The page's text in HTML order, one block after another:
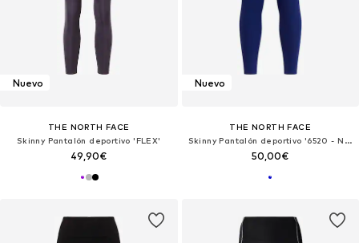
Nuevo
THE NORTH FACE
Skinny Pantalón deportivo 'FLEX'
49,90€
Nuevo
THE NORTH FACE
Skinny Pantalón deportivo '6520 - NF WM'
50,00€